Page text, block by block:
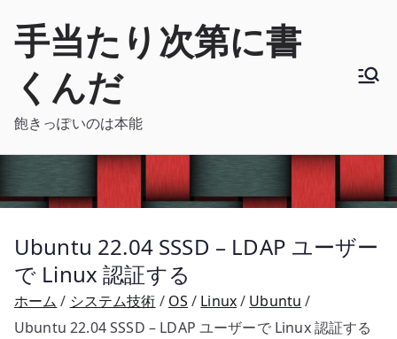
手当たり次第に書
くんだ
飽きっぽいのは本能
Ubuntu 22.04 SSSD – LDAP ユーザー
で Linux 認証する
ホーム システム技術 OS Linux
Ubuntu
Ubuntu 22.04 SSSD – LDAP ユーザーで Linux 認証する